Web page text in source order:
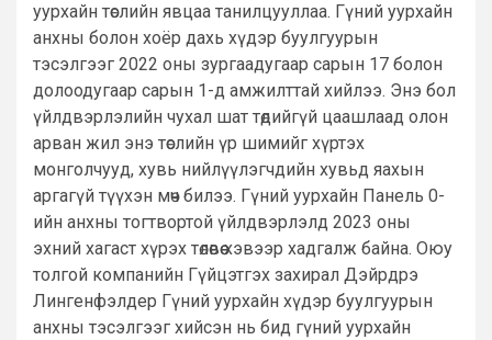
уурхайн төслийн явцаа танилцууллаа. Гүний уурхайн
анхны болон хоёр дахь хүдэр буулгуурын
тэсэлгээг 2022 оны зургаадугаар сарын 17 болон
долоодугаар сарын 1-д амжилттай хийлээ. Энэ бол
үйлдвэрлэлийн чухал шат төдийгүй цаашлаад олон
арван жил энэ төслийн үр шимийг хүртэх
монголчууд, хувь нийлүүлэгчдийн хувьд яахын
аргагүй түүхэн мөч билээ. Гүний уурхайн Панель 0-
ийн анхны тогтвортой үйлдвэрлэлд 2023 оны
эхний хагаст хүрэх төлөвөө хэвээр хадгалж байна. Оюу
толгой компанийн Гүйцэтгэх захирал Дэйрдрэ
Лингенфэлдер Гүний уурхайн хүдэр буулгуурын
анхны тэсэлгээг хийсэн нь бид гүний уурхайн